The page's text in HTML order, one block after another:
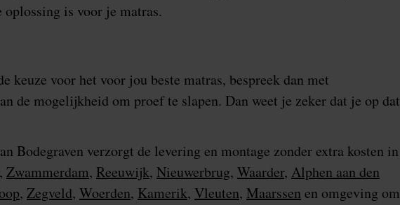
oplossing is voor je matras.
keuze voor het voor jou beste matras, bespreek dan met
de mogelijkheid om proef te slapen. Dan weet je zeker dat je op dat
Bodegraven verzorgt de levering en montage zonder extra kosten in
, Zwammerdam, Reeuwijk, Nieuwerbrug, Waarder, Alphen aan den
, Zegveld, Woerden, Kamerik, Vleuten, Maarssen en omgeving om